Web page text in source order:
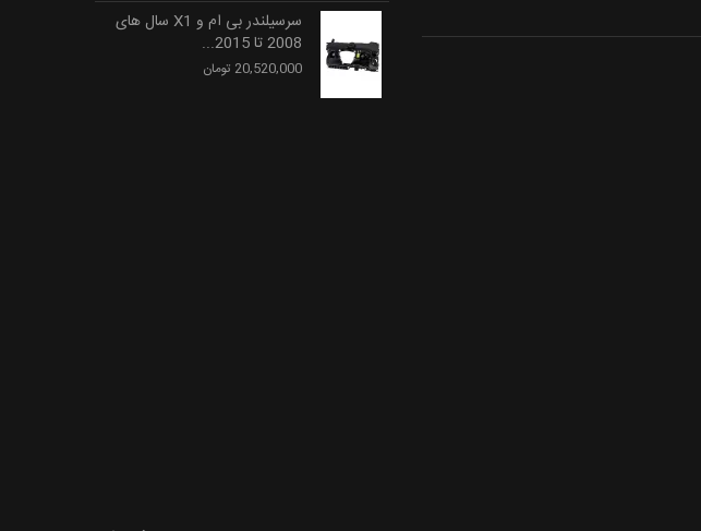
سرسیلندر بی ام و X1 سال های
2008 تا 2015...
20,520,000 تومان